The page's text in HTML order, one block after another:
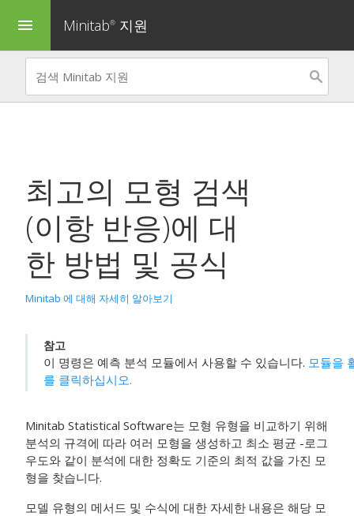
menu Minitab® 지원
최고의 모형 검색
(이항 반응)에 대
한 방법 및 공식
Minitab 에 대해 자세히 알아보기
참고
이 명령은 예측 분석 모듈에서 사용할 수 있습니다. 모듈을
를 클릭하십시오.
Minitab Statistical Software는 모형 유형을 비교하기 위해
분석의 규격에 따라 여러 모형을 생성하고 최소 평균 -로그
우도와 같이 분석에 대한 정확도 기준의 최적 값을 가진 모
형을 찾습니다.
모델 유형의 메서드 및 수식에 대한 자세한 내용은 해당 모